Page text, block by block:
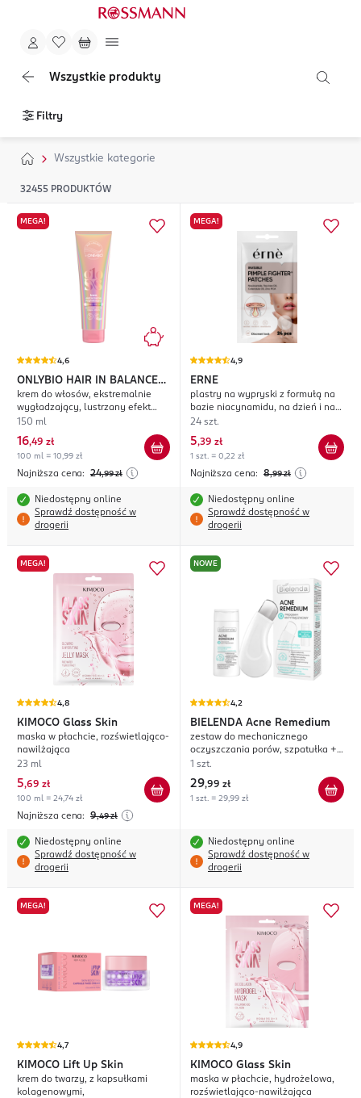
Wszystkie produkty
Filtry
Wszystkie kategorie
32455 PRODUKTÓW
MEGA!
4,6
ONLYBIO HAIR IN BALANCE
Gloss
krem do włosów, ekstremalnie
wygładzający, lustrzany efekt
tafli
150 ml
16,49 zł
100 ml = 10,99 zł
Najniższa cena: 24,99 zł
Niedostępny online
Sprawdź dostępność w
drogerii
MEGA!
4,9
ERNE
plastry na wypryski z formułą na
bazie niacynamidu, na dzień i na
noc
24 szt.
5,39 zł
1 szt. = 0,22 zł
Najniższa cena: 8,99 zł
Niedostępny online
Sprawdź dostępność w
drogerii
MEGA!
4,8
KIMOCO Glass Skin
maska w płachcie, rozświetlająco-
nawilżająca
23 ml
5,69 zł
100 ml = 24,74 zł
Najniższa cena: 9,49 zł
Niedostępny online
Sprawdź dostępność w
drogerii
NOWE
4,2
BIELENDA Acne Remedium
zestaw do mechanicznego
oczyszczania porów, szpatułka +
koncentrat 30ml
1 szt.
29,99 zł
1 szt. = 29,99 zł
Niedostępny online
Sprawdź dostępność w
drogerii
MEGA!
4,7
KIMOCO Lift Up Skin
krem do twarzy, z kapsułkami
kolagenowymi,
MEGA!
4,9
KIMOCO Glass Skin
maska w płachcie, hydrożelowa,
rozświetlająco-nawilżająca